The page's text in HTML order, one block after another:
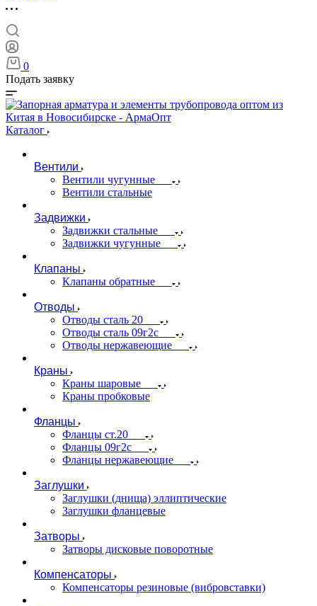
0
Подать заявку
Каталог
Вентили
Вентили чугунные
Вентили стальные
Задвижки
Задвижки стальные
Задвижки чугунные
Клапаны
Клапаны обратные
Отводы
Отводы сталь 20
Отводы сталь 09г2с
Отводы нержавеющие
Краны
Краны шаровые
Краны пробковые
Фланцы
Фланцы ст.20
Фланцы 09г2с
Фланцы нержавеющие
Заглушки
Заглушки (днища) эллиптические
Заглушки фланцевые
Затворы
Затворы дисковые поворотные
Компенсаторы
Компенсаторы резиновые (вибровставки)